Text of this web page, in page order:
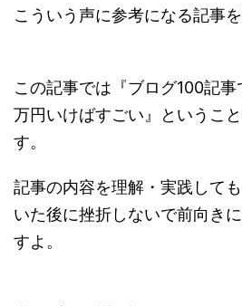
こういう声に参考になる記事を
この記事では『ブログ100記事
万円いけばすごい』というこ
す。
記事の内容を理解・実践して
いた後に挫折しないで前向き
すよ。